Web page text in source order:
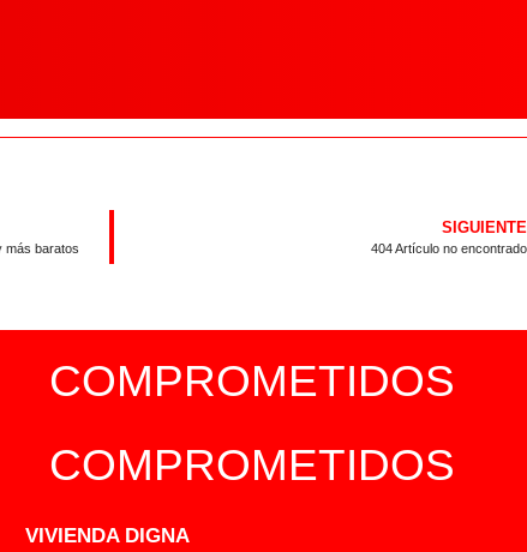
más baratos
SIGUIENTE
404 Artículo no encontrado
COMPROMETIDOS
COMPROMETIDOS
VIVIENDA DIGNA